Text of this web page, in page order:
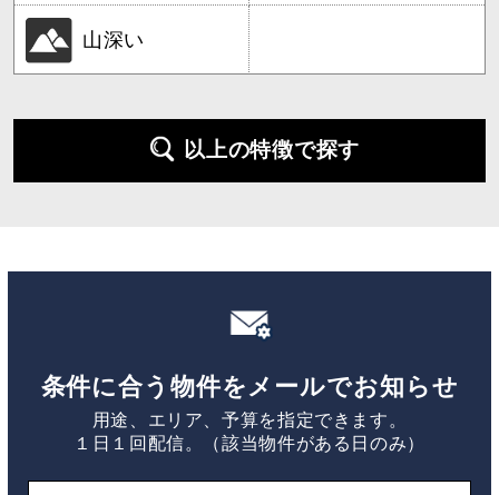
山深い
以上の特徴で探す
条件に合う物件をメールでお知らせ
用途、エリア、予算を指定できます。
１日１回配信。（該当物件がある日のみ）